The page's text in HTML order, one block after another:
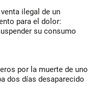
ilegal de un
para el dolor:
su consumo
por la muerte de uno
dos días desaparecido